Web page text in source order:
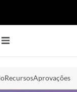
RecursosAprovações